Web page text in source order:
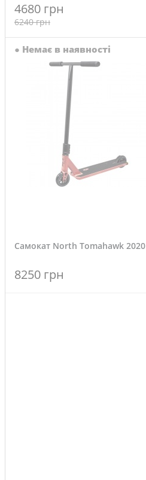
4680 грн
6240 грн
● Немає в наявності
Самокат North Tomahawk 2020
8250 грн